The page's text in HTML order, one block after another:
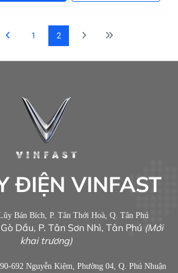
1 2
ĐIỆN VINFAST
Bán Bích, P. Tân Thới Hoà, Q. Tân Phú
Dầu, P. Tân Sơn Nhì, Tân Phú (Mới
khai trương)
692 Nguyễn Kiệm, Phường 04, Q. Phú Nhuận